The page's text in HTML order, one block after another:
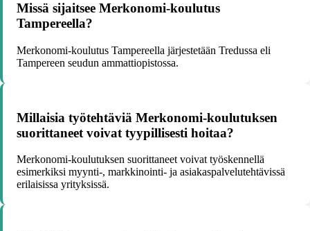
Missä sijaitsee Merkonomi-koulutus
Tampereella?
Merkonomi-koulutus Tampereella järjestetään Tredussa eli
Tampereen seudun ammattiopistossa.
Millaisia työtehtäviä Merkonomi-koulutuksen
suorittaneet voivat tyypillisesti hoitaa?
Merkonomi-koulutuksen suorittaneet voivat työskennellä
esimerkiksi myynti-, markkinointi- ja asiakaspalvelutehtävissä
erilaisissa yrityksissä.